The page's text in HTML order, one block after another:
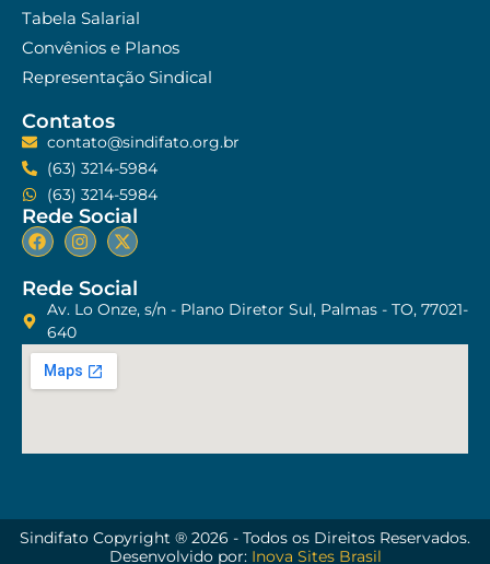
Tabela Salarial
Convênios e Planos
Representação Sindical
Contatos
contato@sindifato.org.br
(63) 3214-5984
(63) 3214-5984
Rede Social
Rede Social
Av. Lo Onze, s/n - Plano Diretor Sul, Palmas - TO, 77021-
640
Sindifato Copyright ® 2026 - Todos os Direitos Reservados.
Desenvolvido por: Inova Sites Brasil